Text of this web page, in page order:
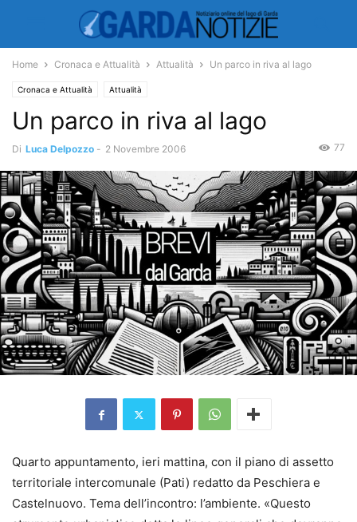
Home Cronaca e Attualità Attualità Un parco in riva al lago
Cronaca e Attualità Attualità
Un parco in riva al lago
Di Luca Delpozzo - 2 Novembre 2006 77
Quarto appuntamento, ieri mattina, con il piano di assetto
territoriale intercomunale (Pati) redatto da Peschiera e
Castelnuovo. Tema dell’incontro: l’ambiente. «Questo